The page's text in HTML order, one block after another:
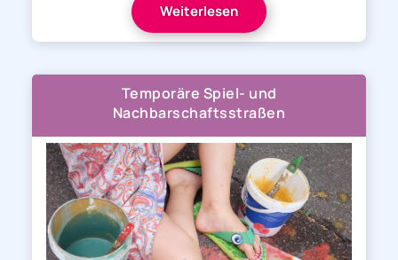
Weiterlesen
Temporäre Spiel- und
Nachbarschaftsstraßen